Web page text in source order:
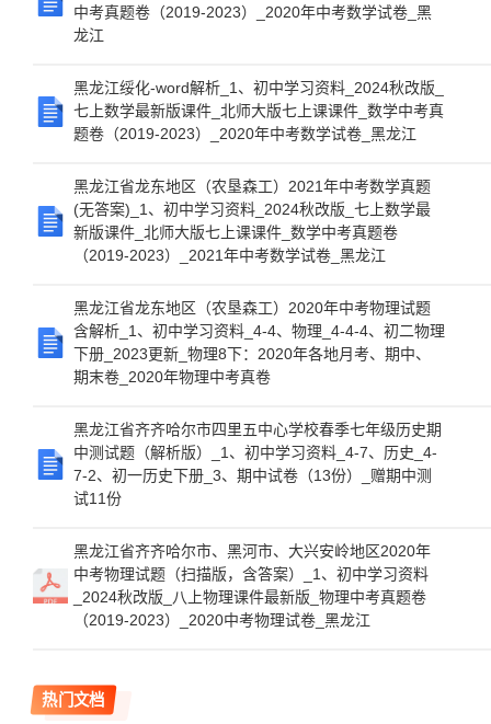
中考真题卷（2019-2023）_2020年中考数学试卷_黑
龙江
黑龙江绥化-word解析_1、初中学习资料_2024秋改版_
七上数学最新版课件_北师大版七上课课件_数学中考真
题卷（2019-2023）_2020年中考数学试卷_黑龙江
黑龙江省龙东地区（农垦森工）2021年中考数学真题
(无答案)_1、初中学习资料_2024秋改版_七上数学最
新版课件_北师大版七上课课件_数学中考真题卷
（2019-2023）_2021年中考数学试卷_黑龙江
黑龙江省龙东地区（农垦森工）2020年中考物理试题
含解析_1、初中学习资料_4-4、物理_4-4-4、初二物理
下册_2023更新_物理8下：2020年各地月考、期中、
期末卷_2020年物理中考真卷
黑龙江省齐齐哈尔市四里五中心学校春季七年级历史期
中测试题（解析版）_1、初中学习资料_4-7、历史_4-
7-2、初一历史下册_3、期中试卷（13份）_赠期中测
试11份
黑龙江省齐齐哈尔市、黑河市、大兴安岭地区2020年
中考物理试题（扫描版，含答案）_1、初中学习资料
_2024秋改版_八上物理课件最新版_物理中考真题卷
（2019-2023）_2020中考物理试卷_黑龙江
热门文档